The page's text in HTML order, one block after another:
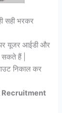
सही भरकर
यूजर आईडी और
सकते हैं |
निकाल कर
Recruitment